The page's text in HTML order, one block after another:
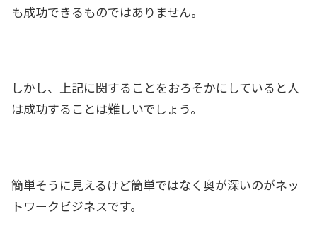
も成功できるものではありません。
しかし、上記に関することをおろそかにしていると人
は成功することは難しいでしょう。
簡単そうに見えるけど簡単ではなく奥が深いのがネッ
トワークビジネスです。